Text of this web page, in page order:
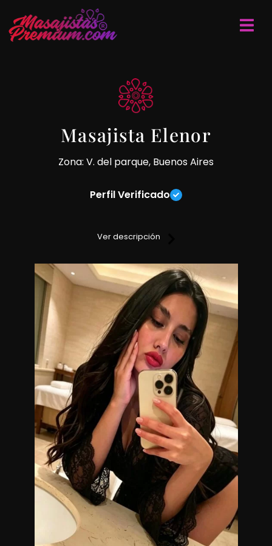
Masajista Elenor
Zona: V. del parque, Buenos Aires
Perfil Verificado
Hola , Soy Elenor, una mujer sensual, femenina y muy
llenos de buena conexión, donde el respeto, la comodidad y
la atención personalizada son protagonistas.
Te invito a compartir momentos únicos en un ambiente
agradable y cuidado, ideal para quienes valoran la elegancia,
la buena energía y una compañía distinguida.
Elegancia y sensualidad
Atención personalizada
Trato cálido y discreto
Excelente presencia y buena conexión
Atención en Villa del Parque – Capital Federal
Cada encuentro está pensado para que puedas disfrutar de
una experiencia especial, relajada y memorable, cuidando
cada detalle para que te sientas cómodo desde el primer
momento.
Consultas y reservas únicamente por WhatsApp.
Ver descripción